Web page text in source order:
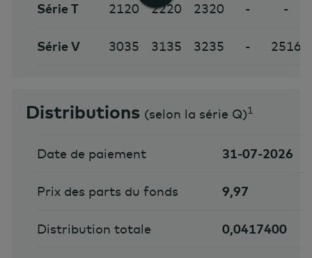
Série T 2120 2220 2320 - -
Série V 3035 3135 3235 - 2516
Distributions (selon la série Q)1
Date de paiement 31-07-2026
Prix des parts du fonds 9,97
Distribution totale 0,0417400